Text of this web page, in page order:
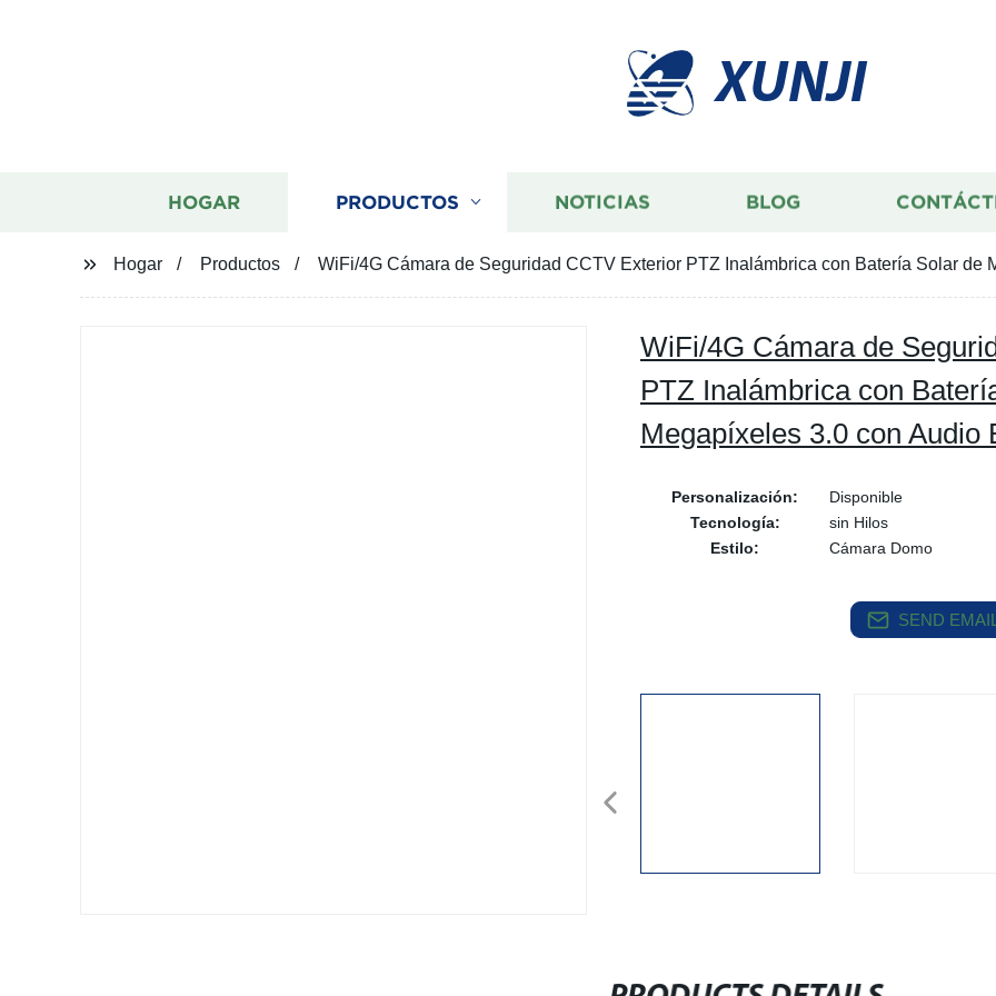
XUNJI
HOGAR PRODUCTOS NOTICIAS BLOG
Hogar Productos WiFi/4G Cámara de Seguridad CCTV Exterior PTZ Inalámbrica con Batería Solar de
WiFi/4G Cámara de
PTZ Inalámbrica con
Megapíxeles 3.0 con Audio
Personalización:
Disponible
Tecnología:
sin Hilos
Estilo:
Cámara Domo
SEND